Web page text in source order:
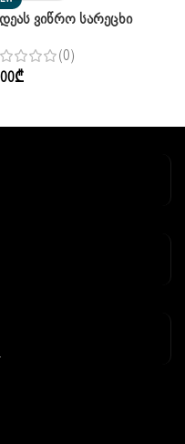
Ვიწრო Სარეცხი
Black 9 Კგ
(0)
₾